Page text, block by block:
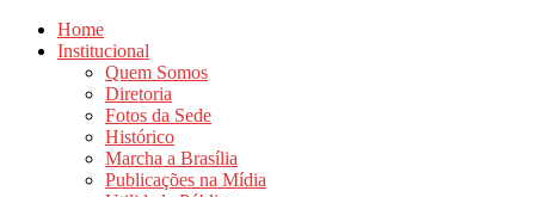
Home
Institucional
Quem Somos
Diretoria
Fotos da Sede
Histórico
Marcha a Brasília
Publicações na Mídia